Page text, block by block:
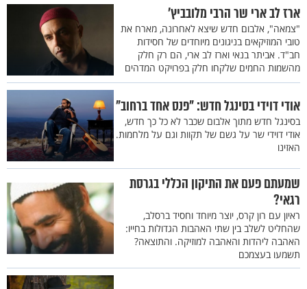
ארז לב ארי שר הרבי מלובביץ'
"צמאה", אלבום חדש שיצא לאחרונה, מארח את
טובי המוזיקאים בניגונים מיוחדים של חסידות
חב"ד. אביתר בנאי וארז לב ארי, הם רק חלק
מהשמות החמים שלקחו חלק בפרויקט המדהים
אודי דוידי בסינגל חדש: "פנס אחד ברחוב"
בסינגל חדש מתוך אלבום שכבר לא כל כך חדש,
אודי דוידי שר על גשם של תקוות וגם על מלחמות.
האזינו
שמעתם פעם את התיקון הכללי בגרסת
רגאי?
ראיון עם רון קרס, יוצר מיוחד וחסיד ברסלב,
שהחליט לשלב בין שתי האהבות הגדולות בחייו:
האהבה ליהדות והאהבה למוזיקה. והתוצאה?
תשמעו בעצמכם